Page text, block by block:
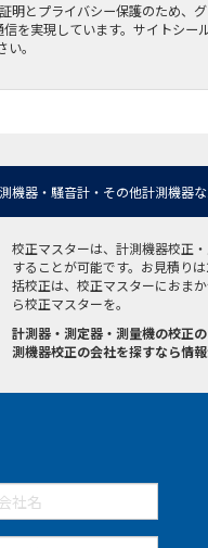
明とプライバシー保護のため、
を実現しています。サイトシー
。
機器・騒音計・その他計測機
校正マスターは、計測機器校正
することが可能です。お見積り
括校正は、校正マスターにおま
ら校正マスターを。
計測器・測定器・測量機の校正
測機器校正の会社を探すなら情